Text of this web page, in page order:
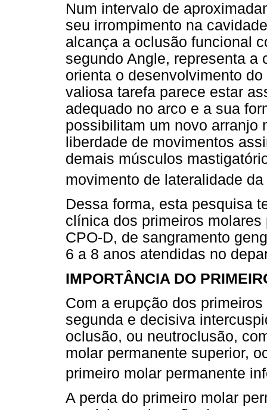
Num intervalo de
seu irrompimento na
alcança a oclusão funcional
segundo Angle, representa a
orienta o desenvolvimento
valiosa tarefa parece estar
adequado no arco e a sua
possibilitam um novo arranjo
liberdade de movimentos
demais músculos
movimento de lateralidade
Dessa forma, esta pesquisa
clínica dos primeiros
CPO-D, de sangramento
6 a 8 anos atendidas no
IMPORTÂNCIA DO
Com a erupção dos
segunda e decisiva
oclusão, ou neutroclusão,
molar permanente superior,
primeiro molar permanente
A perda do primeiro molar